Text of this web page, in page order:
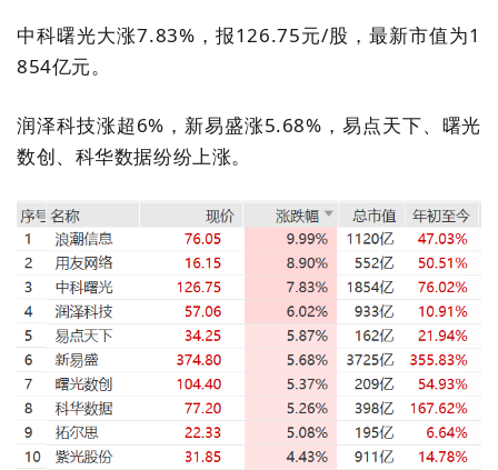
中科曙光大涨7.83% ，报126.75元/股，最新市值为1
854亿元。
润泽科技涨超6% ，新易盛涨5.68% ，易点天下、曙光
数创、科华数据纷纷上涨。